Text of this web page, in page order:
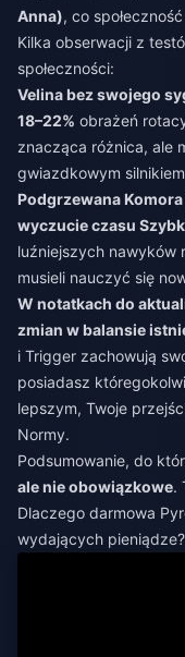
Anna), co
Kilka obserwacji z
społeczności:
Velina bez swojego
18–22% obrażeń
znacząca różnica, ale
gwiazdkowym
Podgrzewana
wyczucie czasu
luźniejszych nawyków
musieli nauczyć się
W notatkach do
zmian w balansie
i Trigger zachowują
posiadasz
lepszym, Twoje
Normy.
Podsumowanie, do
ale nie obowiązkowe.
Dlaczego darmowa
wydających pieniądze?